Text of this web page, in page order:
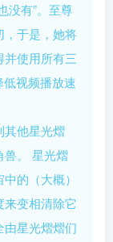
没有”。至尊
，于是，她将
使用所有三
视频播放速
其他星光熠
兽。 星光熠
的（大概）
来变相清除它
星光熠熠们